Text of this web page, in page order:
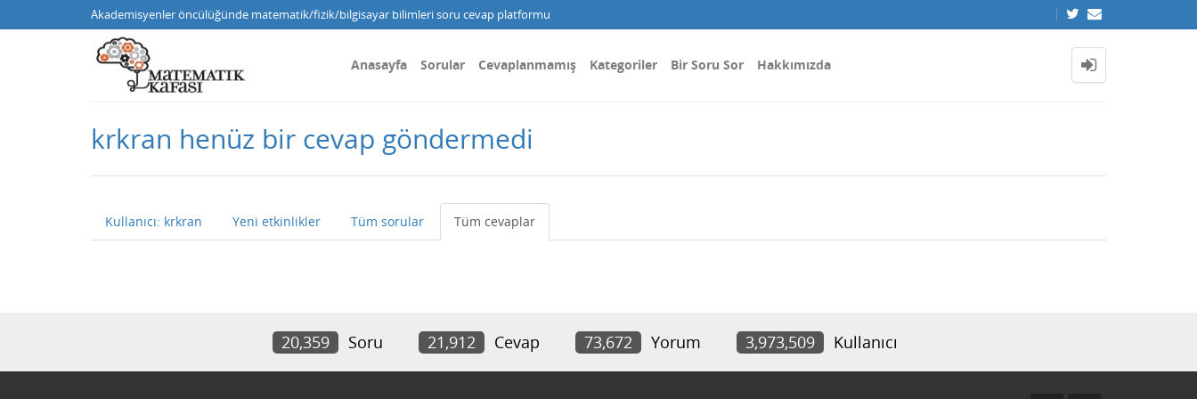
Akademisyenler öncülüğünde matematik/fizik/bilgisayar bilimleri soru cevap platformu
Anasayfa Sorular Cevaplanmamış Kategoriler Bir Soru Sor Hakkımızda
krkran henüz bir cevap göndermedi
Kullanıcı: krkran Yeni etkinlikler Tüm sorular Tüm cevaplar
20,359 Soru 21,912 Cevap 73,672 Yorum 3,973,509 Kullanıcı